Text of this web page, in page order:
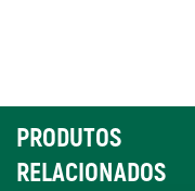
PRODUTOS
RELACIONADOS